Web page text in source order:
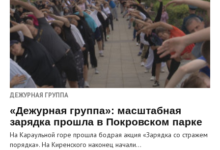
ДЕЖУРНАЯ ГРУППА
«Дежурная группа»: масштабная
зарядка прошла в Покровском парке
На Караульной горе прошла бодрая акция «Зарядка со стражем
порядка». На Киренского наконец начали…